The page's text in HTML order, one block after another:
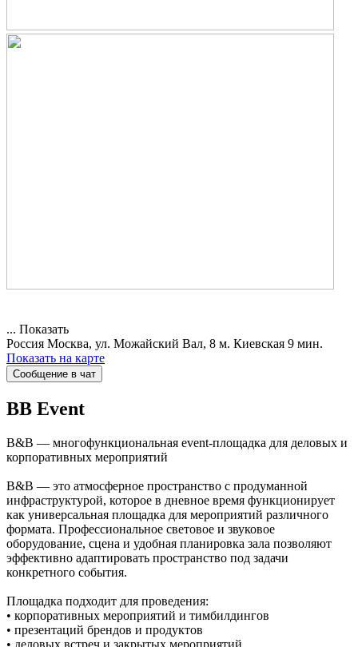
... Показать
Россия Москва, ул. Можайский Вал, 8 м. Киевская 9 мин.
Показать на карте
Сообщение в чат
BB Event
B&B — многофункциональная event-площадка для деловых и
корпоративных мероприятий
B&B — это атмосферное пространство с продуманной
инфраструктурой, которое в дневное время функционирует
как универсальная площадка для мероприятий различного
формата. Профессиональное световое и звуковое
оборудование, сцена и удобная планировка зала позволяют
эффективно адаптировать пространство под задачи
конкретного события.
Площадка подходит для проведения:
• корпоративных мероприятий и тимбилдингов
• презентаций брендов и продуктов
• деловых встреч и закрытых мероприятий